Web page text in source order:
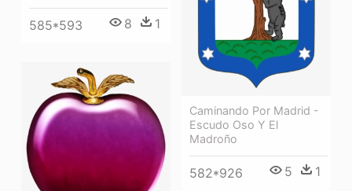
585*593 8 1
Caminando Por Madrid -
Escudo Oso Y El
Madroño
582*926 5 1